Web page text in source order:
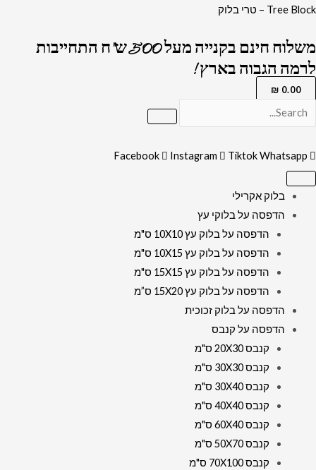
דילוג
Tree Block – טרי בלוק
משלוח חינם בקנייה מעל 500 ש"ח התחייבות
לרמה הגבוה בארץ !
0.00
₪
Facebook Instagram TiktokWhatsapp
בלוק אקרילי
הדפסה על בלוקי עץ
הדפסה על בלוק עץ 10X10 ס"מ
הדפסה על בלוק עץ 10X15 ס"מ
הדפסה על בלוק עץ 15X15 ס"מ
הדפסה על בלוק עץ 15X20 ס”מ
הדפסה על בלוק זכוכית
הדפסה על קנבס
קנבס 20X30 ס"מ
קנבס 30X30 ס"מ
קנבס 30X40 ס"מ
קנבס 40X40 ס"מ
קנבס 60X40 ס"מ
קנבס 50X70 ס"מ
קנבס 70X100 ס"מ
כמות
הדפסה
על
7
10X15